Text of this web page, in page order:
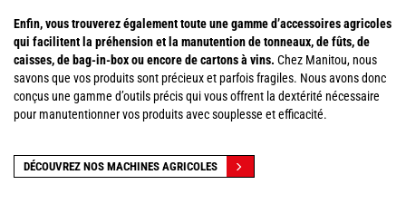
Enfin, vous trouverez également toute une gamme d’accessoires agricoles
qui facilitent la préhension et la manutention de tonneaux, de fûts, de
caisses, de bag-in-box ou encore de cartons à vins. Chez Manitou, nous
savons que vos produits sont précieux et parfois fragiles. Nous avons donc
conçus une gamme d’outils précis qui vous offrent la dextérité nécessaire
pour manutentionner vos produits avec souplesse et efficacité.
DÉCOUVREZ NOS MACHINES AGRICOLES